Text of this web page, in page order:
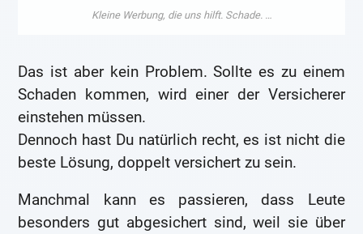
Das ist aber kein Problem. Sollte es zu einem
Schaden kommen, wird einer der Versicherer
einstehen müssen.
Dennoch hast Du natürlich recht, es ist nicht die
beste Lösung, doppelt versichert zu sein.
Manchmal kann es passieren, dass Leute
besonders gut abgesichert sind, weil sie über